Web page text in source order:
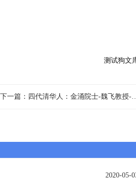
测试狗文
下一篇：四代清华人：金涌院士-魏
2020-05-